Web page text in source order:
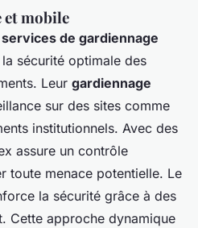
et mobile
services de gardiennage
sécurité optimale des
Leur gardiennage
sur des sites comme
institutionnels. Avec des
assure un contrôle
toute menace potentielle. Le
la sécurité grâce à des
Cette approche dynamique